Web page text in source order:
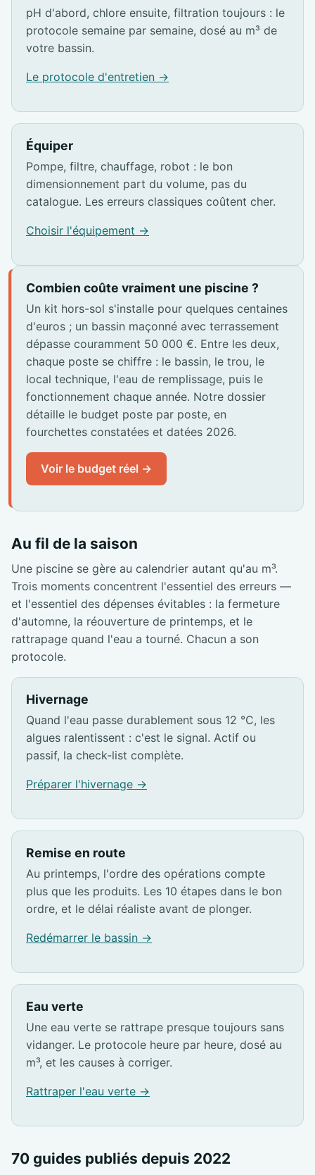
pH d'abord, chlore ensuite, filtration toujours : le
protocole semaine par semaine, dosé au m³ de
votre bassin.
Le protocole d'entretien →
Équiper
Pompe, filtre, chauffage, robot : le bon
dimensionnement part du volume, pas du
catalogue. Les erreurs classiques coûtent cher.
Choisir l'équipement →
Combien coûte vraiment une piscine ?
Un kit hors-sol s'installe pour quelques centaines
d'euros ; un bassin maçonné avec terrassement
dépasse couramment 50 000 €. Entre les deux,
chaque poste se chiffre : le bassin, le trou, le
local technique, l'eau de remplissage, puis le
fonctionnement chaque année. Notre dossier
détaille le budget poste par poste, en
fourchettes constatées et datées 2026.
Voir le budget réel →
Au fil de la saison
Une piscine se gère au calendrier autant qu'au m³.
Trois moments concentrent l'essentiel des erreurs —
et l'essentiel des dépenses évitables : la fermeture
d'automne, la réouverture de printemps, et le
rattrapage quand l'eau a tourné. Chacun a son
protocole.
Hivernage
Quand l'eau passe durablement sous 12 °C, les
algues ralentissent : c'est le signal. Actif ou
passif, la check-list complète.
Préparer l'hivernage →
Remise en route
Au printemps, l'ordre des opérations compte
plus que les produits. Les 10 étapes dans le bon
ordre, et le délai réaliste avant de plonger.
Redémarrer le bassin →
Eau verte
Une eau verte se rattrape presque toujours sans
vidanger. Le protocole heure par heure, dosé au
m³, et les causes à corriger.
Rattraper l'eau verte →
70 guides publiés depuis 2022